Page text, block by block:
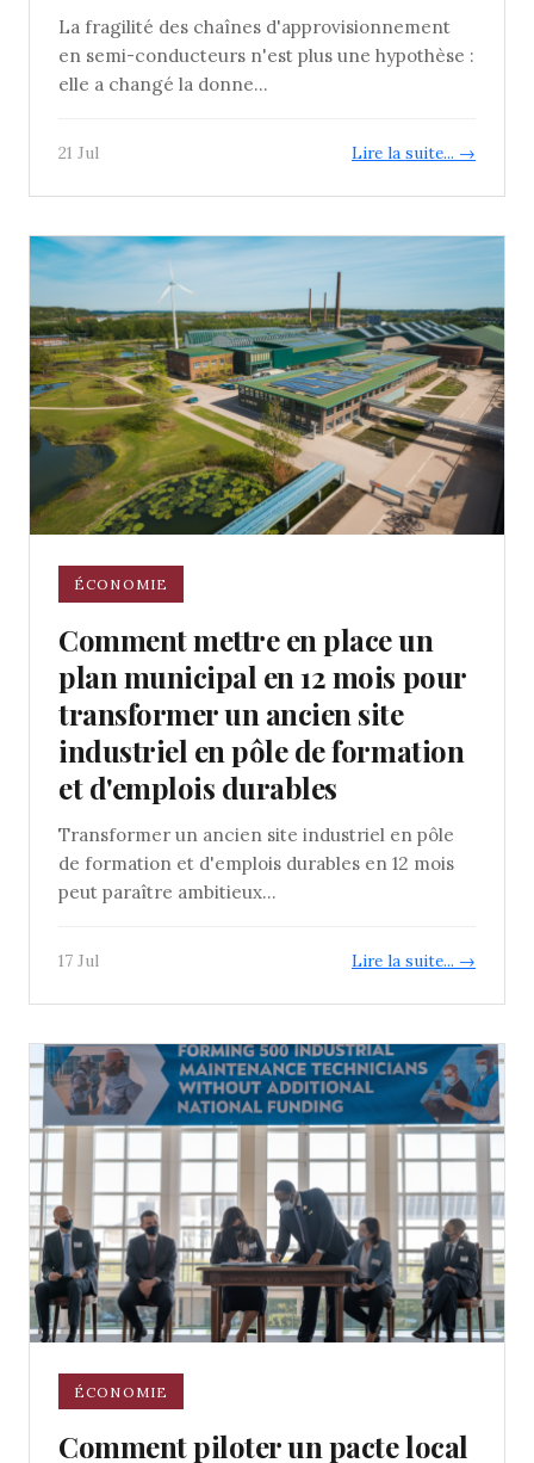
La fragilité des chaînes d'approvisionnement
en semi-conducteurs n'est plus une hypothèse :
elle a changé la donne...
21 Jul Lire la suite... →
ÉCONOMIE
Comment mettre en place un
plan municipal en 12 mois pour
transformer un ancien site
industriel en pôle de formation
et d'emplois durables
Transformer un ancien site industriel en pôle
de formation et d'emplois durables en 12 mois
peut paraître ambitieux...
17 Jul Lire la suite... →
ÉCONOMIE
Comment piloter un pacte local